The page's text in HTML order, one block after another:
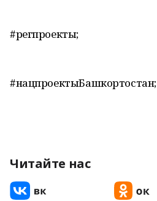
#регпроекты;
#нацпроектыБашкортостан;
Читайте нас